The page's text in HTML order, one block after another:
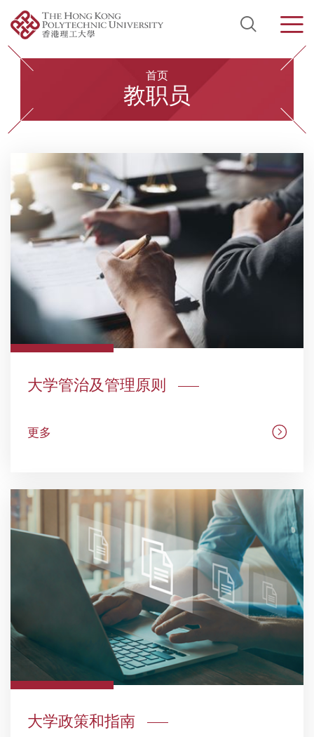
Open
Start main content
首页
教职员
大学管治及管理原则
更多
大学政策和指南